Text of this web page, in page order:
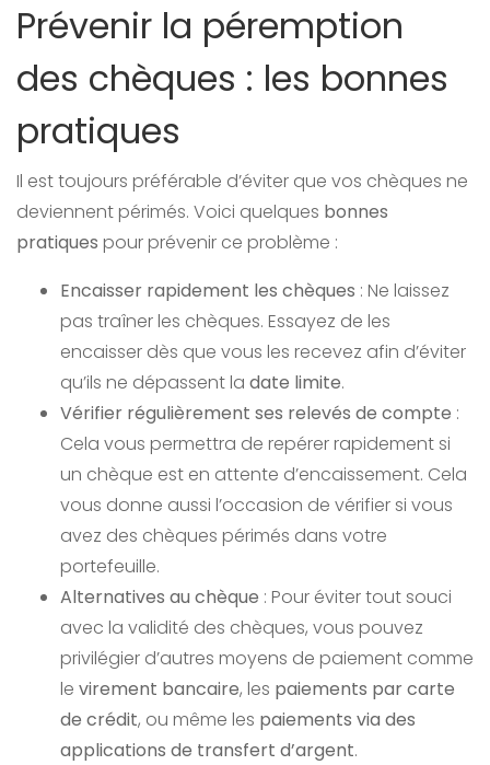
Prévenir la péremption
des chèques : les bonnes
pratiques
Il est toujours préférable d’éviter que vos chèques ne
deviennent périmés. Voici quelques bonnes
pratiques pour prévenir ce problème :
Encaisser rapidement les chèques : Ne laissez
pas traîner les chèques. Essayez de les
encaisser dès que vous les recevez afin d’éviter
qu’ils ne dépassent la date limite.
Vérifier régulièrement ses relevés de compte :
Cela vous permettra de repérer rapidement si
un chèque est en attente d’encaissement. Cela
vous donne aussi l’occasion de vérifier si vous
avez des chèques périmés dans votre
portefeuille.
Alternatives au chèque : Pour éviter tout souci
avec la validité des chèques, vous pouvez
privilégier d’autres moyens de paiement comme
le virement bancaire, les paiements par carte
de crédit, ou même les paiements via des
applications de transfert d’argent.